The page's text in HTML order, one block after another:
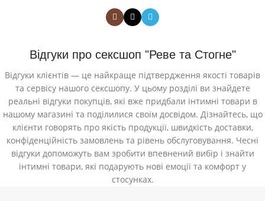
Відгуки про сексшоп "Реве та Стогне"
Відгуки клієнтів — це найкраще підтвердження якості товарів
та сервісу нашого сексшопу. У цьому розділі ви знайдете
реальні відгуки покупців, які вже придбали інтимні товари в
нашому магазині та поділилися своїм досвідом. Дізнайтесь, що
клієнти говорять про якість продукції, швидкість доставки,
конфіденційність замовлень та рівень обслуговування. Чесні
відгуки допоможуть вам зробити впевнений вибір і знайти
інтимні товари, які подарують нові емоції та комфорт у
стосунках.